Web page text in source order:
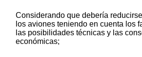
Considerando que debería
los aviones teniendo en cuenta los
las posibilidades técnicas y las
económicas;